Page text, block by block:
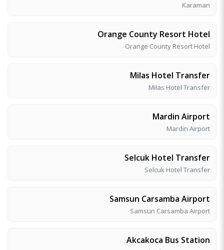
Karaman
Orange County Resort Hotel
Orange County Resort Hotel
Milas Hotel Transfer
Milas Hotel Transfer
Mardin Airport
Mardin Airport
Selcuk Hotel Transfer
Selcuk Hotel Transfer
Samsun Carsamba Airport
Samsun Carsamba Airport
Akcakoca Bus Station